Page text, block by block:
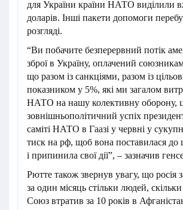
для України країни НАТО виділили
доларів. Інші пакети допомоги
розгляді.
“Ви побачите безперервний потік
зброї в Україну, оплачений
що разом із санкціями, разом із
показником у 5%, які ми загалом
НАТО на нашу колективну оборону,
зовнішньополітичний успіх
саміті НАТО в Гаазі у червні у
тиск на рф, щоб вона поставилася до
і припинила свої дії”, – зазначив
Рютте також звернув увагу, що росія
за один місяць стільки людей,
Союз втратив за 10 років в